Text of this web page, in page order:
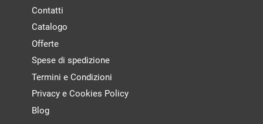
Contatti
Catalogo
Offerte
Spese di spedizione
Termini e Condizioni
Privacy e Cookies Policy
Blog